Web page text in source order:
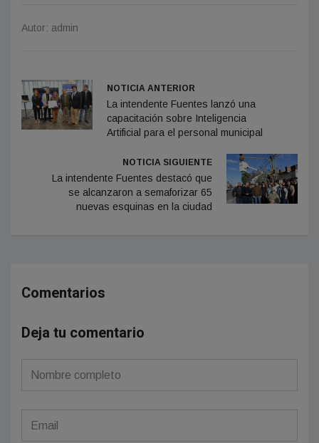
Autor: admin
NOTICIA ANTERIOR
La intendente Fuentes lanzó una
capacitación sobre Inteligencia
Artificial para el personal municipal
NOTICIA SIGUIENTE
La intendente Fuentes destacó que
se alcanzaron a semaforizar 65
nuevas esquinas en la ciudad
Comentarios
Deja tu comentario